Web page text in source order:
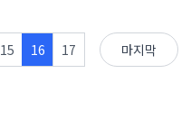
15 16 17 마지막